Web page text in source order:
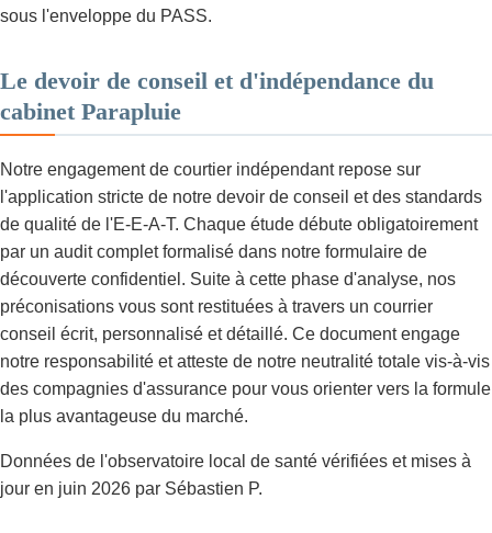
sous l'enveloppe du PASS.
Le devoir de conseil et d'indépendance du
cabinet Parapluie
Notre engagement de courtier indépendant repose sur
l'application stricte de notre devoir de conseil et des standards
de qualité de l'E-E-A-T. Chaque étude débute obligatoirement
par un audit complet formalisé dans notre formulaire de
découverte confidentiel. Suite à cette phase d'analyse, nos
préconisations vous sont restituées à travers un courrier
conseil écrit, personnalisé et détaillé. Ce document engage
notre responsabilité et atteste de notre neutralité totale vis-à-vis
des compagnies d'assurance pour vous orienter vers la formule
la plus avantageuse du marché.
Données de l'observatoire local de santé vérifiées et mises à
jour en juin 2026 par Sébastien P.